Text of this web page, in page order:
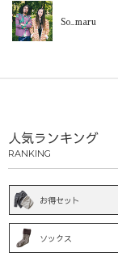
So_maru
人気ランキング
RANKING
お得セット
ソックス